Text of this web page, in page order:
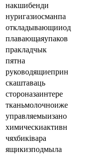
накшибенди
нуригазиосманпа
откладывающииод
плавающаяупаков
пракладчык
пятна
руководящиеприн
скаштаваць
стороназаинтере
тканьмолочноиже
управляемыизано
химическиактивн
чяхбиківара
ящикизподмыла